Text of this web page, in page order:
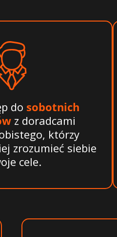
do sobotnich
z doradcami
którzy
zrozumieć siebie
cele.